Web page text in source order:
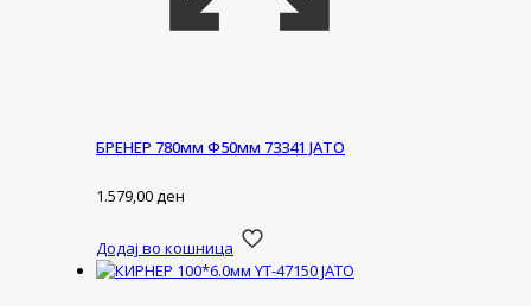
БРЕНЕР 780мм Ф50мм 73341 ЈАТО
1.579,00ден
Додај во кошница